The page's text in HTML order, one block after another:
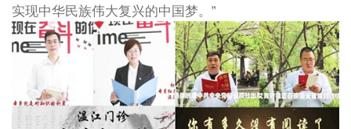
实现中华民族伟大复兴的中国梦。”